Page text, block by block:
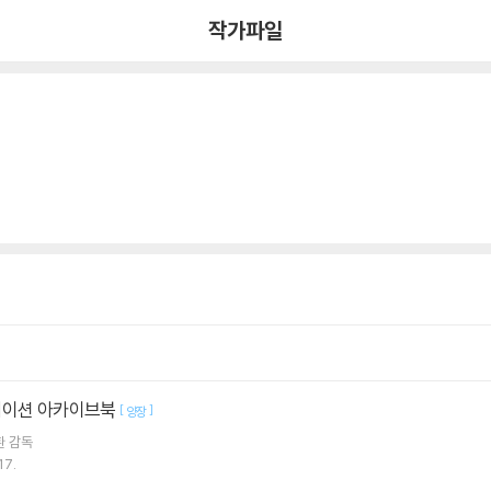
작가파일
션 아카이브북 [ 양장]
감독